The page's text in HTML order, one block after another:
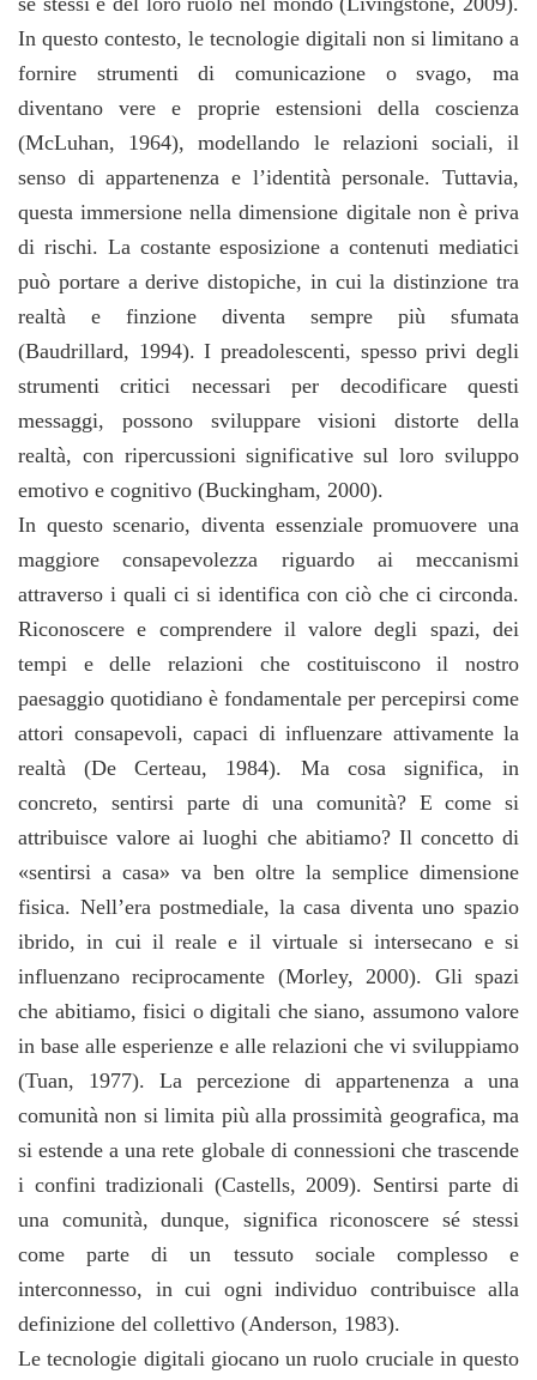
In questo contesto, le tecnologie digitali non si limitano a
fornire strumenti di comunicazione o svago, ma
diventano vere e proprie estensioni della coscienza
(McLuhan, 1964), modellando le relazioni sociali, il
senso di appartenenza e l’identità personale. Tuttavia,
questa immersione nella dimensione digitale non è priva
di rischi. La costante esposizione a contenuti mediatici
può portare a derive distopiche, in cui la distinzione tra
realtà e finzione diventa sempre più sfumata
(Baudrillard, 1994). I preadolescenti, spesso privi degli
strumenti critici necessari per decodificare questi
messaggi, possono sviluppare visioni distorte della
realtà, con ripercussioni significative sul loro sviluppo
emotivo e cognitivo (Buckingham, 2000).
In questo scenario, diventa essenziale promuovere una
maggiore consapevolezza riguardo ai meccanismi
attraverso i quali ci si identifica con ciò che ci circonda.
Riconoscere e comprendere il valore degli spazi, dei
tempi e delle relazioni che costituiscono il nostro
paesaggio quotidiano è fondamentale per percepirsi come
attori consapevoli, capaci di influenzare attivamente la
realtà (De Certeau, 1984). Ma cosa significa, in
concreto, sentirsi parte di una comunità? E come si
attribuisce valore ai luoghi che abitiamo? Il concetto di
«sentirsi a casa» va ben oltre la semplice dimensione
fisica. Nell’era postmediale, la casa diventa uno spazio
ibrido, in cui il reale e il virtuale si intersecano e si
influenzano reciprocamente (Morley, 2000). Gli spazi
che abitiamo, fisici o digitali che siano, assumono valore
in base alle esperienze e alle relazioni che vi sviluppiamo
(Tuan, 1977). La percezione di appartenenza a una
comunità non si limita più alla prossimità geografica, ma
si estende a una rete globale di connessioni che trascende
i confini tradizionali (Castells, 2009). Sentirsi parte di
una comunità, dunque, significa riconoscere sé stessi
come parte di un tessuto sociale complesso e
interconnesso, in cui ogni individuo contribuisce alla
definizione del collettivo (Anderson, 1983).
Le tecnologie digitali giocano un ruolo cruciale in questo